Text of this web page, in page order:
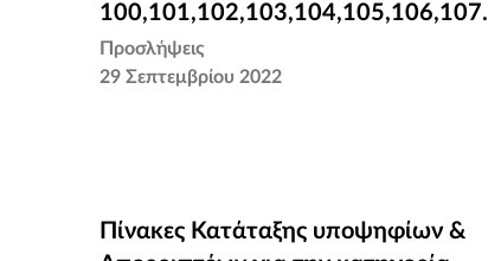
100,101,102,103,104,105,106,107.
100,101,102,103,104,105,106,107.
Προσλήψεις
29 Σεπτεμβρίου 2022
Πίνακες Κατάταξης υποψηφίων &
Πίνακες Κατάταξης υποψηφίων &